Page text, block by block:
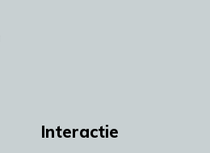
Interactie